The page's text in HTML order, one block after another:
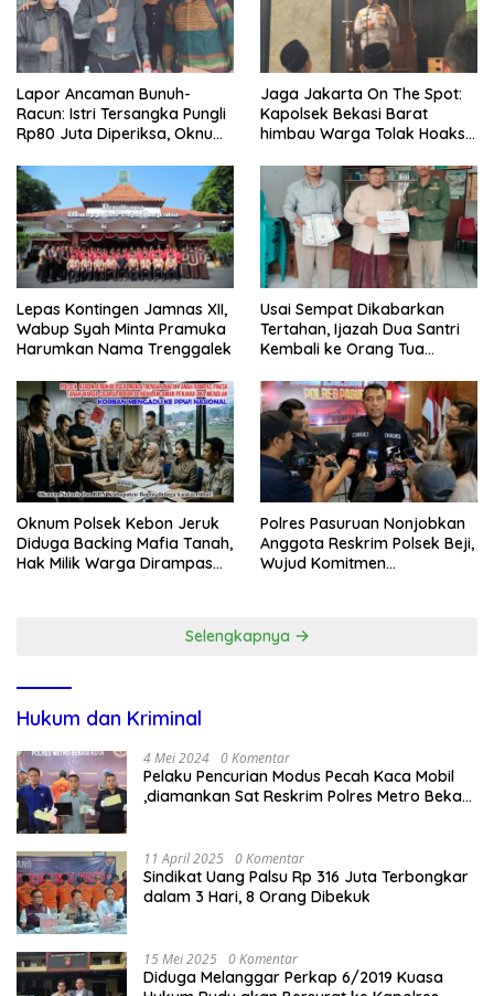
Lapor Ancaman Bunuh-
Racun: Istri Tersangka Pungli
Rp80 Juta Diperiksa, Oknum
Disdagperin
Jaga Jakarta On The Spot:
Kapolsek Bekasi Barat
himbau Warga Tolak Hoaks
Sholat Jumat
Lepas Kontingen Jamnas XII,
Wabup Syah Minta Pramuka
Harumkan Nama Trenggalek
Usai Sempat Dikabarkan
Tertahan, Ijazah Dua Santri
Kembali ke Orang Tua
Oknum Polsek Kebon Jeruk
Diduga Backing Mafia Tanah,
Hak Milik Warga Dirampas
Polres Pasuruan Nonjobkan
Anggota Reskrim Polsek Beji,
Wujud Komitmen
Selengkapnya
Hukum dan Kriminal
4 Mei 2024 0 Komentar
Pelaku Pencurian Modus Pecah Kaca Mobil
,diamankan Sat Reskrim Polres Metro Bekasi
11 April 2025 0 Komentar
Sindikat Uang Palsu Rp 316 Juta Terbongkar
dalam 3 Hari, 8 Orang Dibekuk
15 Mei 2025 0 Komentar
Diduga Melanggar Perkap 6/2019 Kuasa